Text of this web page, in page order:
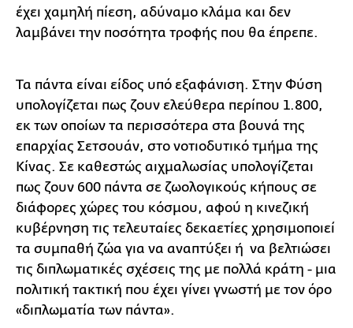
έχει χαμηλή πίεση, αδύναμο κλάμα και δεν
λαμβάνει την ποσότητα τροφής που θα έπρεπε.
Τα πάντα είναι είδος υπό εξαφάνιση. Στην Φύση
υπολογίζεται πως ζουν ελεύθερα περίπου 1.800,
εκ των οποίων τα περισσότερα στα βουνά της
επαρχίας Σετσουάν, στο νοτιοδυτικό τμήμα της
Κίνας. Σε καθεστώς αιχμαλωσίας υπολογίζεται
πως ζουν 600 πάντα σε ζωολογικούς κήπους σε
διάφορες χώρες του κόσμου, αφού η κινεζική
κυβέρνηση τις τελευταίες δεκαετίες χρησιμοποιεί
τα συμπαθή ζώα για να αναπτύξει ή να βελτιώσει
τις διπλωματικές σχέσεις της με πολλά κράτη - μια
πολιτική τακτική που έχει γίνει γνωστή με τον όρο
«διπλωματία των πάντα».